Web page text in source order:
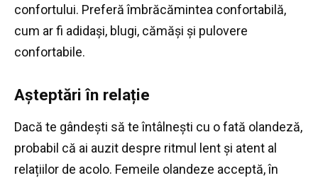
confortului. Preferă îmbrăcămintea confortabilă,
cum ar fi adidași, blugi, cămăși și pulovere
confortabile.
Așteptări în relație
Dacă te gândești să te întâlnești cu o fată olandeză,
probabil că ai auzit despre ritmul lent și atent al
relațiilor de acolo. Femeile olandeze acceptă, în